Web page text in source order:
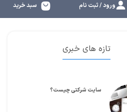
ورود / ثبت نام سبد خرید
تازه های خبری
سایت شرکتی چیست؟